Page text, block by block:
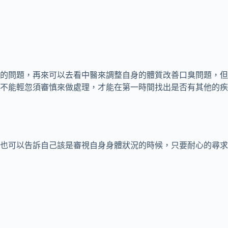
問題，再來可以去看中醫來調整自身的體質改善口臭問題，但
能輕忽須審慎來做處理，才能在第一時間找出是否有其他的疾
可以告訴自己該是審視自身身體狀況的時候，只要耐心的尋求